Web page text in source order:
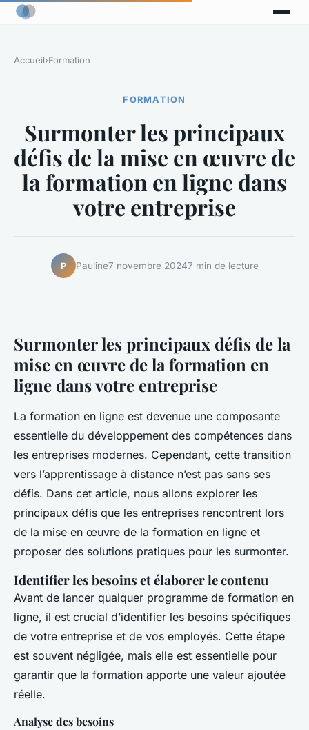
Accueil›Formation
FORMATION
Surmonter les principaux
défis de la mise en œuvre de
la formation en ligne dans
votre entreprise
P Pauline7 novembre 20247 min de lecture
Surmonter les principaux défis de la
mise en œuvre de la formation en
ligne dans votre entreprise
La formation en ligne est devenue une composante
essentielle du développement des compétences dans
les entreprises modernes. Cependant, cette transition
vers l’apprentissage à distance n’est pas sans ses
défis. Dans cet article, nous allons explorer les
principaux défis que les entreprises rencontrent lors
de la mise en œuvre de la formation en ligne et
proposer des solutions pratiques pour les surmonter.
Identifier les besoins et élaborer le contenu
Avant de lancer qualquer programme de formation en
ligne, il est crucial d’identifier les besoins spécifiques
de votre entreprise et de vos employés. Cette étape
est souvent négligée, mais elle est essentielle pour
garantir que la formation apporte une valeur ajoutée
réelle.
Analyse des besoins